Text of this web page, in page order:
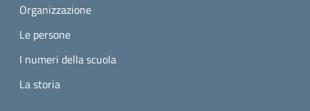
Organizzazione
Le persone
I numeri della scuola
La storia